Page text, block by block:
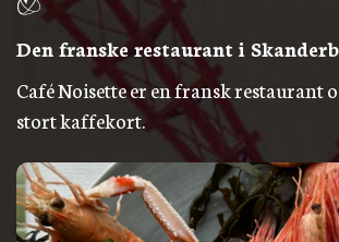
Den franske restaurant i
Café Noisette er en fransk restaurant
stort kaffekort.